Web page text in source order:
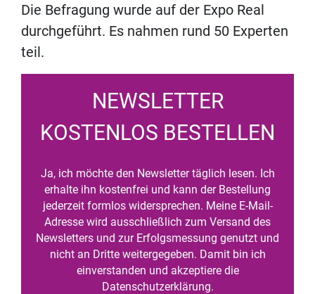
Die Befragung wurde auf der Expo Real
durchgeführt. Es nahmen rund 50 Experten
teil.
NEWSLETTER
KOSTENLOS BESTELLEN
Ja, ich möchte den Newsletter täglich lesen. Ich
erhalte ihn kostenfrei und kann der Bestellung
jederzeit formlos widersprechen. Meine E-Mail-
Adresse wird ausschließlich zum Versand des
Newsletters und zur Erfolgsmessung genutzt und
nicht an Dritte weitergegeben. Damit bin ich
einverstanden und akzeptiere die
Datenschutzerklärung.